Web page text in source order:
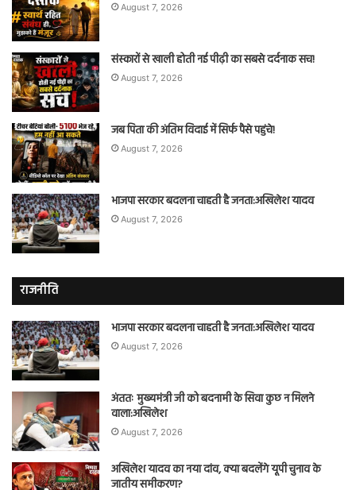
August 7, 2026
संस्कारों से खाली होती नई पीढ़ी का सबसे दर्दनाक सच!
August 7, 2026
जब पिता की अंतिम विदाई में सिर्फ पैसे पहुंचे!
August 7, 2026
भाजपा सरकार बदलना चाहती है जनता:अखिलेश यादव
August 7, 2026
राजनीति
भाजपा सरकार बदलना चाहती है जनता:अखिलेश यादव
August 7, 2026
अंततः मुख्यमंत्री जी को बदनामी के सिवा कुछ न मिलने
वाला:अखिलेश
August 7, 2026
अखिलेश यादव का नया दांव, क्या बदलेंगे यूपी चुनाव के
जातीय समीकरण?